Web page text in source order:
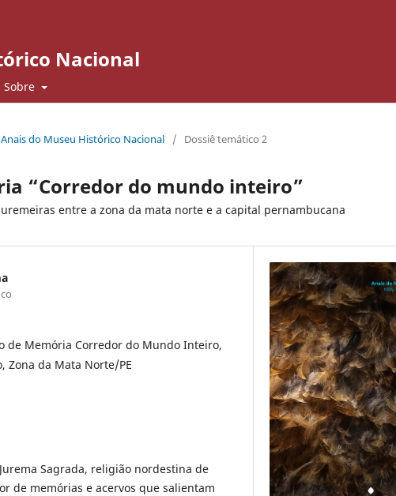
Nacional
Sobre
do Museu Histórico Nacional / Dossiê temático 2
“Corredor do mundo inteiro”
entre a zona da mata norte e a capital pernambucana
de Memória Corredor do Mundo Inteiro,
Zona da Mata Norte/PE
Sagrada, religião nordestina de
de memórias e acervos que salientam